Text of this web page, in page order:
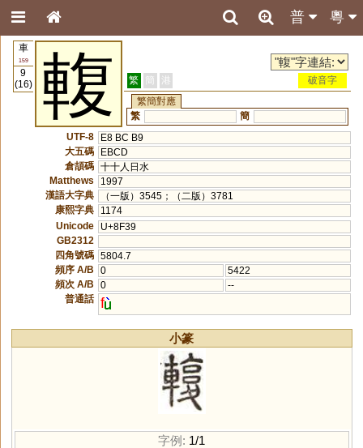
粵
普
車
159
9
(16)
輹 繁 簡 港
破音字
繁簡對應
繁
簡
UTF-8
E8 BC B9
大五碼
EBCD
倉頡碼 十十人日水
Matthews
1997
漢語大字典
（一版）3545；（二版）3781
康熙字典
1174
Unicode
U+8F39
GB2312
四角號碼 5804.7
頻序 A/B
0
5422
頻次 A/B
0
--
普通話 f
小篆
字例: 1/1